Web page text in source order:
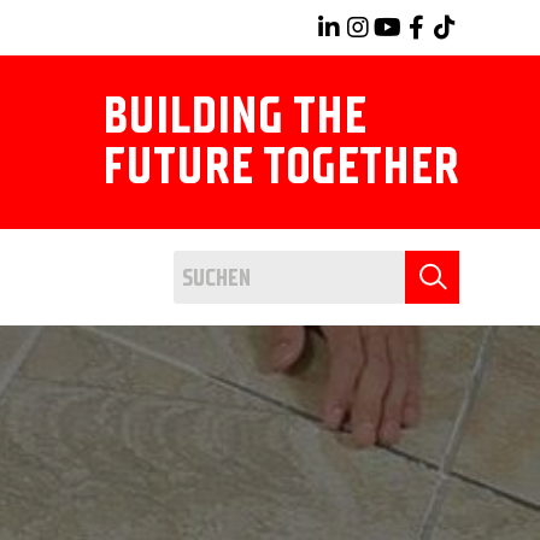
BUILDING THE
FUTURE TOGETHER